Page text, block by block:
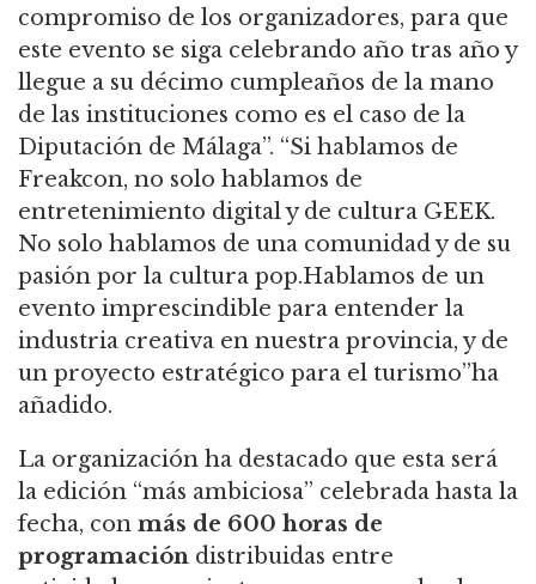
compromiso de los organizadores, para que
este evento se siga celebrando año tras año y
llegue a su décimo cumpleaños de la mano
de las instituciones como es el caso de la
Diputación de Málaga”. “Si hablamos de
Freakcon, no solo hablamos de
entretenimiento digital y de cultura GEEK.
No solo hablamos de una comunidad y de su
pasión por la cultura pop.Hablamos de un
evento imprescindible para entender la
industria creativa en nuestra provincia, y de
un proyecto estratégico para el turismo”ha
añadido.
La organización ha destacado que esta será
la edición “más ambiciosa” celebrada hasta la
fecha, con más de 600 horas de
programación distribuidas entre